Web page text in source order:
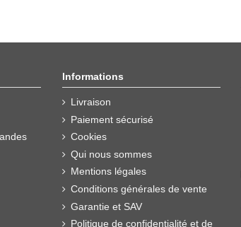
Informations
Livraison
Paiement sécurisé
Cookies
Qui nous sommes
Mentions légales
Conditions générales de vente
Garantie et SAV
Politique de confidentialité et de